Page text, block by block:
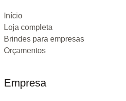
Início
Loja completa
Brindes para empresas
Orçamentos
Empresa